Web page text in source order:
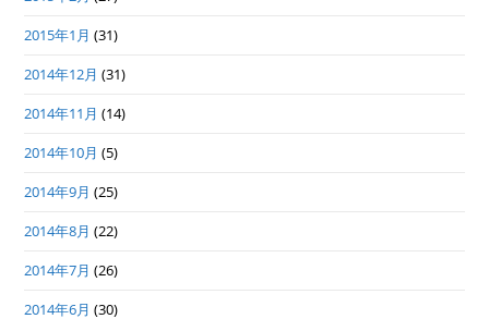
2015年1月 (31)
2014年12月 (31)
2014年11月 (14)
2014年10月 (5)
2014年9月 (25)
2014年8月 (22)
2014年7月 (26)
2014年6月 (30)